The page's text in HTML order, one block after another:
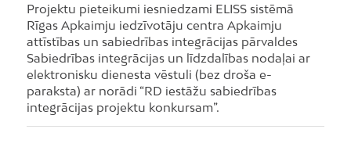
Projektu pieteikumi iesniedzami ELISS sistēmā
Rīgas Apkaimju iedzīvotāju centra Apkaimju
attīstības un sabiedrības integrācijas pārvaldes
Sabiedrības integrācijas un līdzdalības nodaļai ar
elektronisku dienesta vēstuli (bez droša e-
paraksta) ar norādi “RD iestāžu sabiedrības
integrācijas projektu konkursam”.